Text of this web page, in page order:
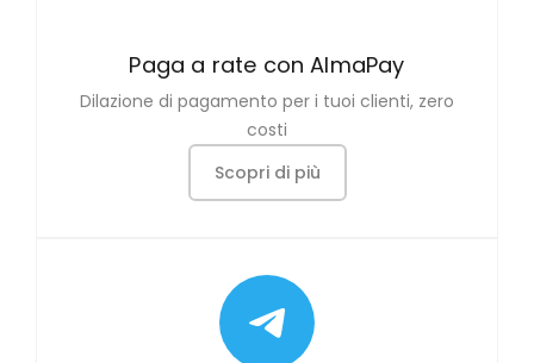
Paga a rate con AlmaPay
Dilazione di pagamento per i tuoi clienti, zero
costi
Scopri di più